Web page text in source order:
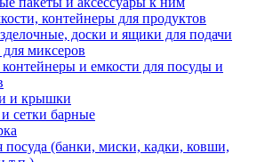
контейнеры для продуктов
доски и ящики для подачи
для миксеров
и емкости для посуды и
и крышки
сетки барные
посуда (банки, миски, кадки, ковши,